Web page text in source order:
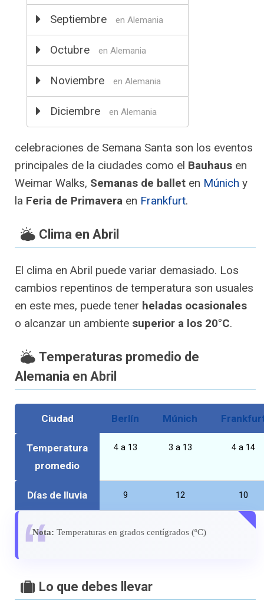
Septiembre en Alemania
Octubre en Alemania
Noviembre en Alemania
Diciembre en Alemania
celebraciones de Semana Santa son los eventos
principales de la ciudades como el Bauhaus en
Weimar Walks, Semanas de ballet en Múnich y
la Feria de Primavera en Frankfurt.
Clima en Abril
El clima en Abril puede variar demasiado. Los
cambios repentinos de temperatura son usuales
en este mes, puede tener heladas ocasionales
o alcanzar un ambiente superior a los 20°C.
Temperaturas promedio de
Alemania en Abril
Ciudad Berlín Múnich
Temperatura
promedio
4 a 13 3 a 13 4 a 14
Días de lluvia 9 12 10
Nota: Temperaturas en grados centígrados (ºC)
Lo que debes llevar